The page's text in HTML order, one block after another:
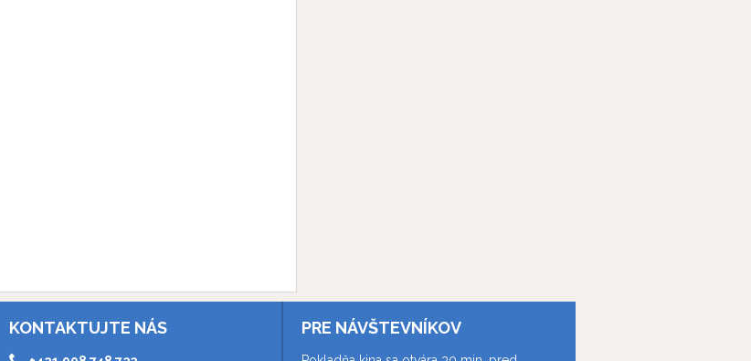
KONTAKTUJTE NÁS PRE NÁVŠTEVNÍKOV